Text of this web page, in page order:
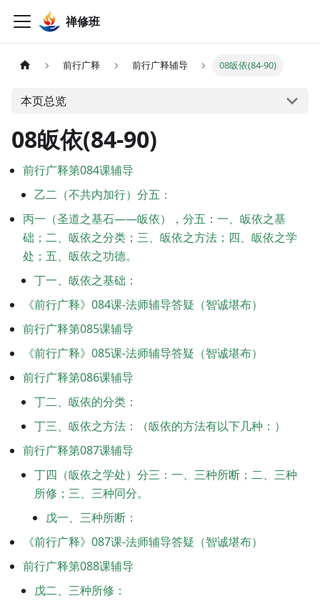
禅修班
前行广释 前行广释辅导 08皈依(84-90)
本页总览
08皈依(84-90)
前行广释第084课辅导
乙二（不共内加行）分五：
丙一（圣道之基石——皈依），分五：一、皈依之基
础；二、皈依之分类；三、皈依之方法；四、皈依之学
处；五、皈依之功德。
丁一、皈依之基础：
《前行广释》084课-法师辅导答疑（智诚堪布）
前行广释第085课辅导
《前行广释》085课-法师辅导答疑（智诚堪布）
前行广释第086课辅导
丁二、皈依的分类：
丁三、皈依之方法：（皈依的方法有以下几种：）
前行广释第087课辅导
丁四（皈依之学处）分三：一、三种所断；二、三种
所修；三、三种同分。
戊一、三种所断：
《前行广释》087课-法师辅导答疑（智诚堪布）
前行广释第088课辅导
戊二、三种所修：